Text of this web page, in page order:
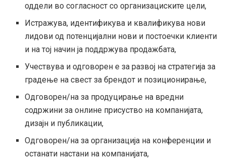
оддели во согласност со организациските цели,
Истражува, идентификува и квалификува нови
лидови од потенцијални нови и постоечки клиенти
и на тој начин ја поддржува продажбата,
Учествува и одговорен е за развој на стратегија за
градење на свест за брендот и позиционирање,
Одговорен/на за продуцирање на вредни
содржини за онлине присуство на компанијата,
дизајн и публикации,
Одговорен/на за организација на конференции и
останати настани на компанијата,